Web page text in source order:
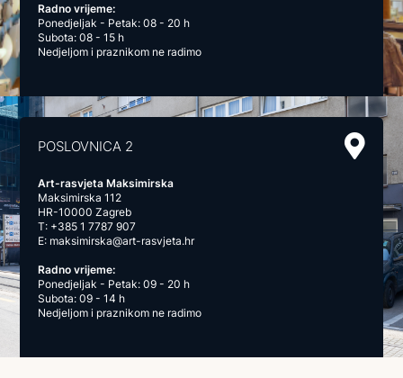
Radno vrijeme:
Ponedjeljak - Petak: 08 - 20 h
Subota: 08 - 15 h
Nedjeljom i praznikom ne radimo
POSLOVNICA 2
Art-rasvjeta Maksimirska
Maksimirska 112
HR-10000 Zagreb
T: +385 1 7787 907
E: maksimirska@art-rasvjeta.hr
Radno vrijeme:
Ponedjeljak - Petak: 09 - 20 h
Subota: 09 - 14 h
Nedjeljom i praznikom ne radimo